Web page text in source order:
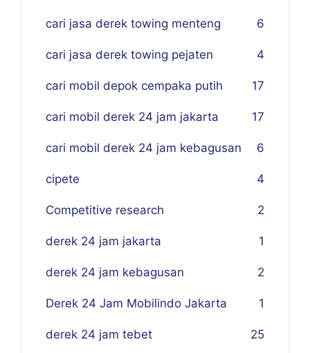
cari jasa derek towing menteng 6
cari jasa derek towing pejaten 4
cari mobil depok cempaka putih 17
cari mobil derek 24 jam jakarta 17
cari mobil derek 24 jam kebagusan 6
cipete 4
Competitive research 2
derek 24 jam jakarta 1
derek 24 jam kebagusan 2
Derek 24 Jam Mobilindo Jakarta 1
derek 24 jam tebet 25